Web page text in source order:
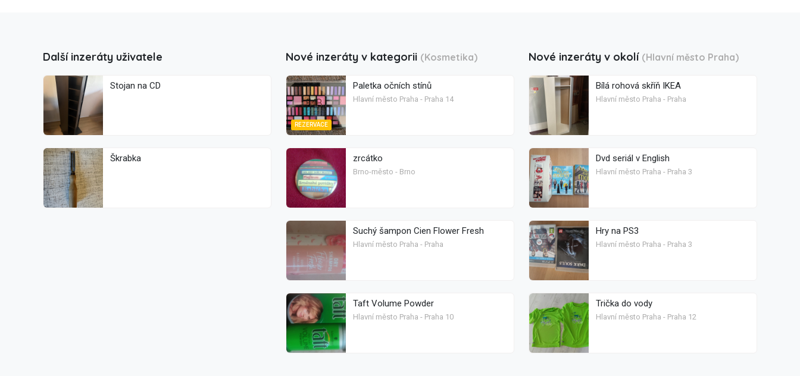
Další inzeráty uživatele
Stojan na CD
Škrabka
Nové inzeráty v kategorii (Kosmetika)
REZERVACE
Paletka očních stínů
Hlavní město Praha - Praha 14
zrcátko
Brno-město - Brno
Suchý šampon Cien Flower Fresh
Hlavní město Praha - Praha
Taft Volume Powder
Hlavní město Praha - Praha 10
Nové inzeráty v okolí (Hlavní město Praha)
Bílá rohová skříň IKEA
Hlavní město Praha - Praha
Dvd seriál v English
Hlavní město Praha - Praha 3
Hry na PS3
Hlavní město Praha - Praha 3
Trička do vody
Hlavní město Praha - Praha 12